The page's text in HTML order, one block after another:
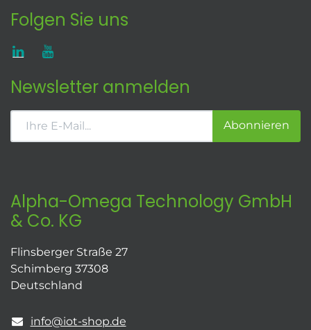
Folgen Sie uns
Newsletter anmelden
Abonnieren
Alpha-Omega Technology GmbH
& Co. KG
Flinsberger Straße 27
Schimberg 37308
Deutschland
info@iot-shop.de